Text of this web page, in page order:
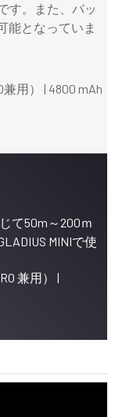
す。また、バッ
能となっていま
て50m～200ｍ
MINIで使